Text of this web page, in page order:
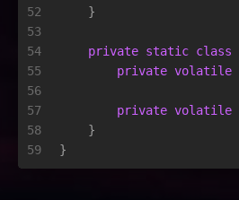
52
53
54
55
56
57
58
59
    }
private static class
private volatile
private volatile
    }
}